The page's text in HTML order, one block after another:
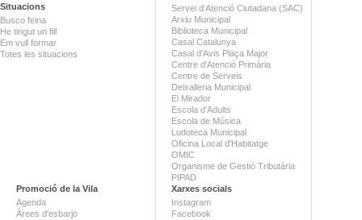
Situacions
Busco feina
He tingut un fill
Em vull formar
Totes les situacions
Servei d'Atenció Ciutadana (SAC)
Arxiu Municipal
Biblioteca Municipal
Casal Catalunya
Casal d'Avis Plaça Major
Centre d'Atenció Primària
Centre de Serveis
Deixalleria Municipal
El Mirador
Escola d'Adults
Escola de Música
Ludoteca Municipal
Oficina Local d'Habitatge
OMIC
Organisme de Gestió Tributària
PIPAD
Promoció de la Vila
Agenda
Àrees d'esbarjo
Xarxes socials
Instagram
Facebook